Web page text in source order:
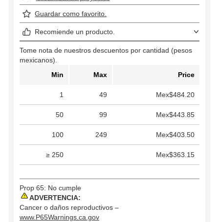
Guardar como favorito.
Recomiende un producto.
Tome nota de nuestros descuentos por cantidad (pesos
mexicanos).
Min
Max Price
1 49 Mex$484.20
50 99 Mex$443.85
100 249 Mex$403.50
≥ 250 Mex$363.15
Prop 65: No cumple
ADVERTENCIA:
Cancer o daños reproductivos –
www.P65Warnings.ca.gov